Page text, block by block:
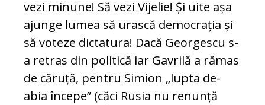
vezi minune! Să vezi Vijelie! Și uite așa
ajunge lumea să urască democrația și
să voteze dictatura! Dacă Georgescu s-
a retras din politică iar Gavrilă a rămas
de căruță, pentru Simion „lupta de-
abia începe” (căci Rusia nu renunță